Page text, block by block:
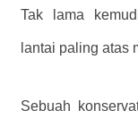
Tak lama
lantai paling atas
Sebuah